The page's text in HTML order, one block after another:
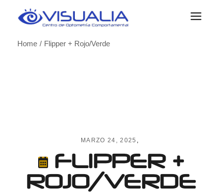
Home
Flipper + Rojo/Verde
MARZO 24, 2025
FLIPPER +
ROJO/VERDE